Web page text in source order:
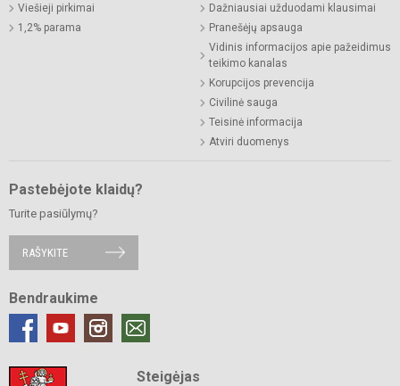
Viešieji pirkimai
1,2% parama
Dažniausiai užduodami klausimai
Pranešėjų apsauga
Vidinis informacijos apie pažeidimus
teikimo kanalas
Korupcijos prevencija
Civilinė sauga
Teisinė informacija
Atviri duomenys
Pastebėjote klaidų?
Turite pasiūlymų?
RAŠYKITE
Bendraukime
Steigėjas